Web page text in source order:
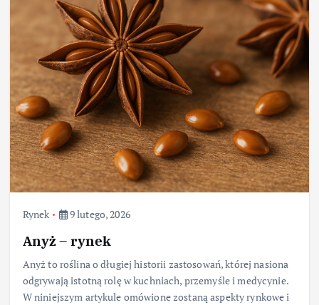
Rynek 9 lutego, 2026
Anyż – rynek
Anyż to roślina o długiej historii zastosowań, której nasiona
odgrywają istotną rolę w kuchniach, przemyśle i medycynie.
W niniejszym artykule omówione zostaną aspekty rynkowe i